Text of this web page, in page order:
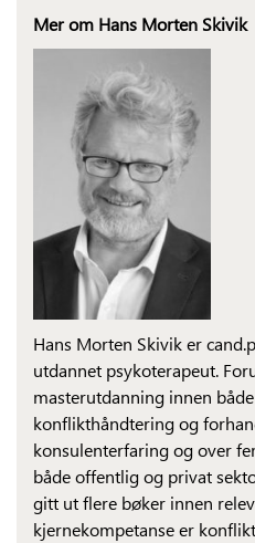
Mer om Hans Morten Skivik
Hans Morten Skivik er
utdannet psykoterapeut.
masterutdanning innen
konflikthåndtering og
konsulenterfaring og over
både offentlig og privat
gitt ut flere bøker innen
kjernekompetanse er